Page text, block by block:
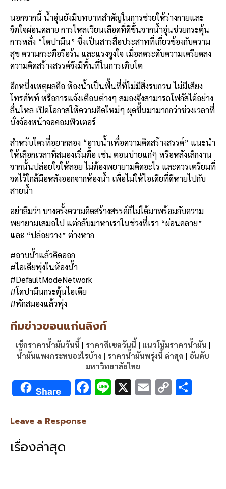
นอกจากนี้ น้ำอุ่นยังมีบทบาทสำคัญในการช่วยให้ร่างกายและ
จิตใจผ่อนคลาย การไหลเวียนเลือดที่ดีขึ้นจากน้ำอุ่นช่วยกระตุ้น
การหลั่ง “โดปามีน” ซึ่งเป็นสารสื่อประสาทที่เกี่ยวข้องกับความ
สุข ความกระตือรือร้น และแรงจูงใจ เมื่อลดระดับความเครียดลง
ความคิดสร้างสรรค์จึงมีพื้นที่ในการเติบโต
อีกหนึ่งเหตุผลคือ ห้องน้ำเป็นพื้นที่ที่ไม่มีสิ่งรบกวน ไม่มีเสียง
โทรศัพท์ หรือการแจ้งเตือนต่างๆ สมองจึงสามารถโฟกัสได้อย่าง
ลื่นไหล เปิดโอกาสให้ความคิดใหม่ๆ ผุดขึ้นมามากกว่าช่วงเวลาที่
นั่งจ้องหน้าจอคอมพิวเตอร์
สำหรับใครที่อยากลอง “อาบน้ำเพื่อความคิดสร้างสรรค์” แนะนำ
ให้เลือกเวลาที่สมองเริ่มตื้อ เช่น ตอนบ่ายแก่ๆ หรือหลังเลิกงาน
จากนั้นปล่อยใจให้ลอย ไม่ต้องพยายามคิดอะไร และควรเตรียมที่
จดไว้ใกล้มือหลังออกจากห้องน้ำ เพื่อไม่ให้ไอเดียที่ดีหายไปกับ
สายน้ำ
อย่าลืมว่า บางครั้งความคิดสร้างสรรค์ก็ไม่ได้มาพร้อมกับความ
พยายามเสมอไป แต่กลับมาหาเราในช่วงที่เรา “ผ่อนคลาย”
และ “ปล่อยวาง” ต่างหาก
#อาบน้ำแล้วคิดออก
#ไอเดียพุ่งในห้องน้ำ
#DefaultModeNetwork
#โดปามีนกระตุ้นไอเดีย
#พักสมองแล้วพุ่ง
ทีมข่าวขอนแก่นลิงก์
เช็กราคาน้ำมันวันนี้ | ราคาดีเซลวันนี้ | แนวโน้มราคาน้ำมัน |
น้ำมันแพงกระทบอะไรบ้าง | ราคาน้ำมันพรุ่งนี้ ล่าสุด | อันดับ
มหาวิทยาลัยไทย
Share F Li X E C
Leave a Response
เรื่องล่าสุด